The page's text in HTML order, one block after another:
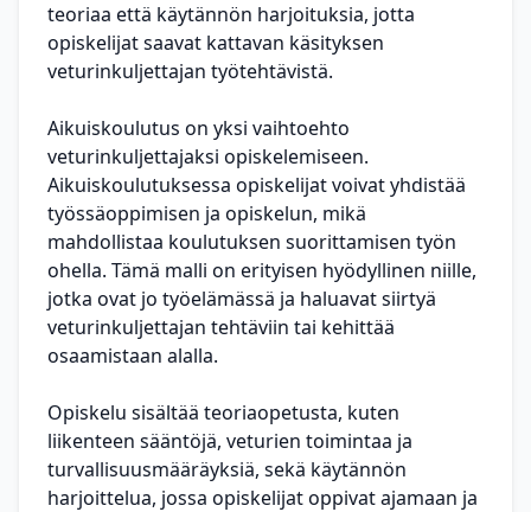
teoriaa että käytännön harjoituksia, jotta
opiskelijat saavat kattavan käsityksen
veturinkuljettajan työtehtävistä.
Aikuiskoulutus on yksi vaihtoehto
veturinkuljettajaksi opiskelemiseen.
Aikuiskoulutuksessa opiskelijat voivat yhdistää
työssäoppimisen ja opiskelun, mikä
mahdollistaa koulutuksen suorittamisen työn
ohella. Tämä malli on erityisen hyödyllinen niille,
jotka ovat jo työelämässä ja haluavat siirtyä
veturinkuljettajan tehtäviin tai kehittää
osaamistaan alalla.
Opiskelu sisältää teoriaopetusta, kuten
liikenteen sääntöjä, veturien toimintaa ja
turvallisuusmääräyksiä, sekä käytännön
harjoittelua, jossa opiskelijat oppivat ajamaan ja